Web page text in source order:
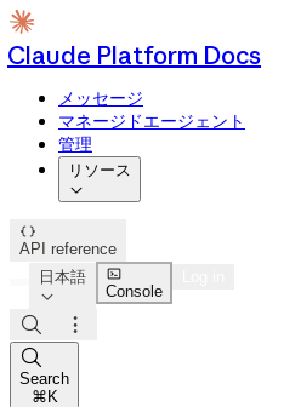
Claude Platform Docs
メッセージ
マネージドエージェント
管理
リソース


API reference
日本語


Console



Search
⌘K